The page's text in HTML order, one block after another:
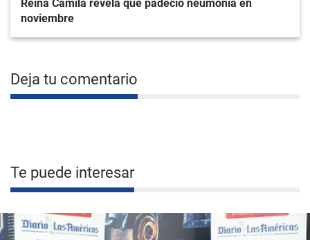
Reina Camila revela que padeció neumonía en
noviembre
Deja tu comentario
Te puede interesar